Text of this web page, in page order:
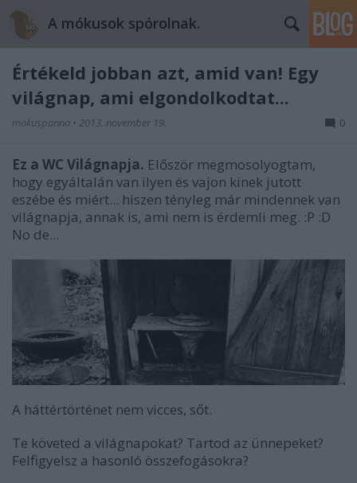
A mókusok spórolnak.
Értékeld jobban azt, amid van! Egy
világnap, ami elgondolkodtat...
mokuspanna • 2013. november 19. 0
Ez a WC Világnapja. Először megmosolyogtam,
hogy egyáltalán van ilyen és vajon kinek jutott
eszébe és miért... hiszen tényleg már mindennek van
világnapja, annak is, ami nem is érdemli meg. :P :D
No de...
A háttértörténet nem vicces, sőt.
Te követed a világnapokat? Tartod az ünnepeket?
Felfigyelsz a hasonló összefogásokra?